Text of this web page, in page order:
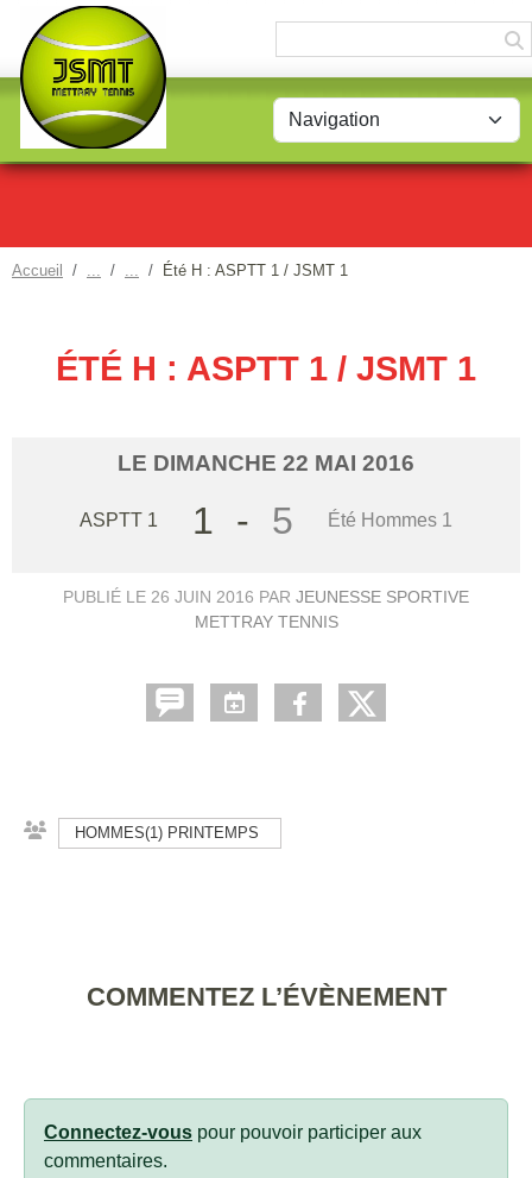
Accueil Été H : ASPTT 1 / JSMT 1
ÉTÉ H : ASPTT 1 / JSMT 1
LE DIMANCHE 22 MAI 2016
ASPTT 1 1 - 5 Été Hommes 1
PUBLIÉ LE 26 JUIN 2016 PAR JEUNESSE SPORTIVE
METTRAY TENNIS
HOMMES(1) PRINTEMPS
COMMENTEZ L’ÉVÈNEMENT
Connectez-vous pour pouvoir participer aux
commentaires.
Panneau de gestion des cookies